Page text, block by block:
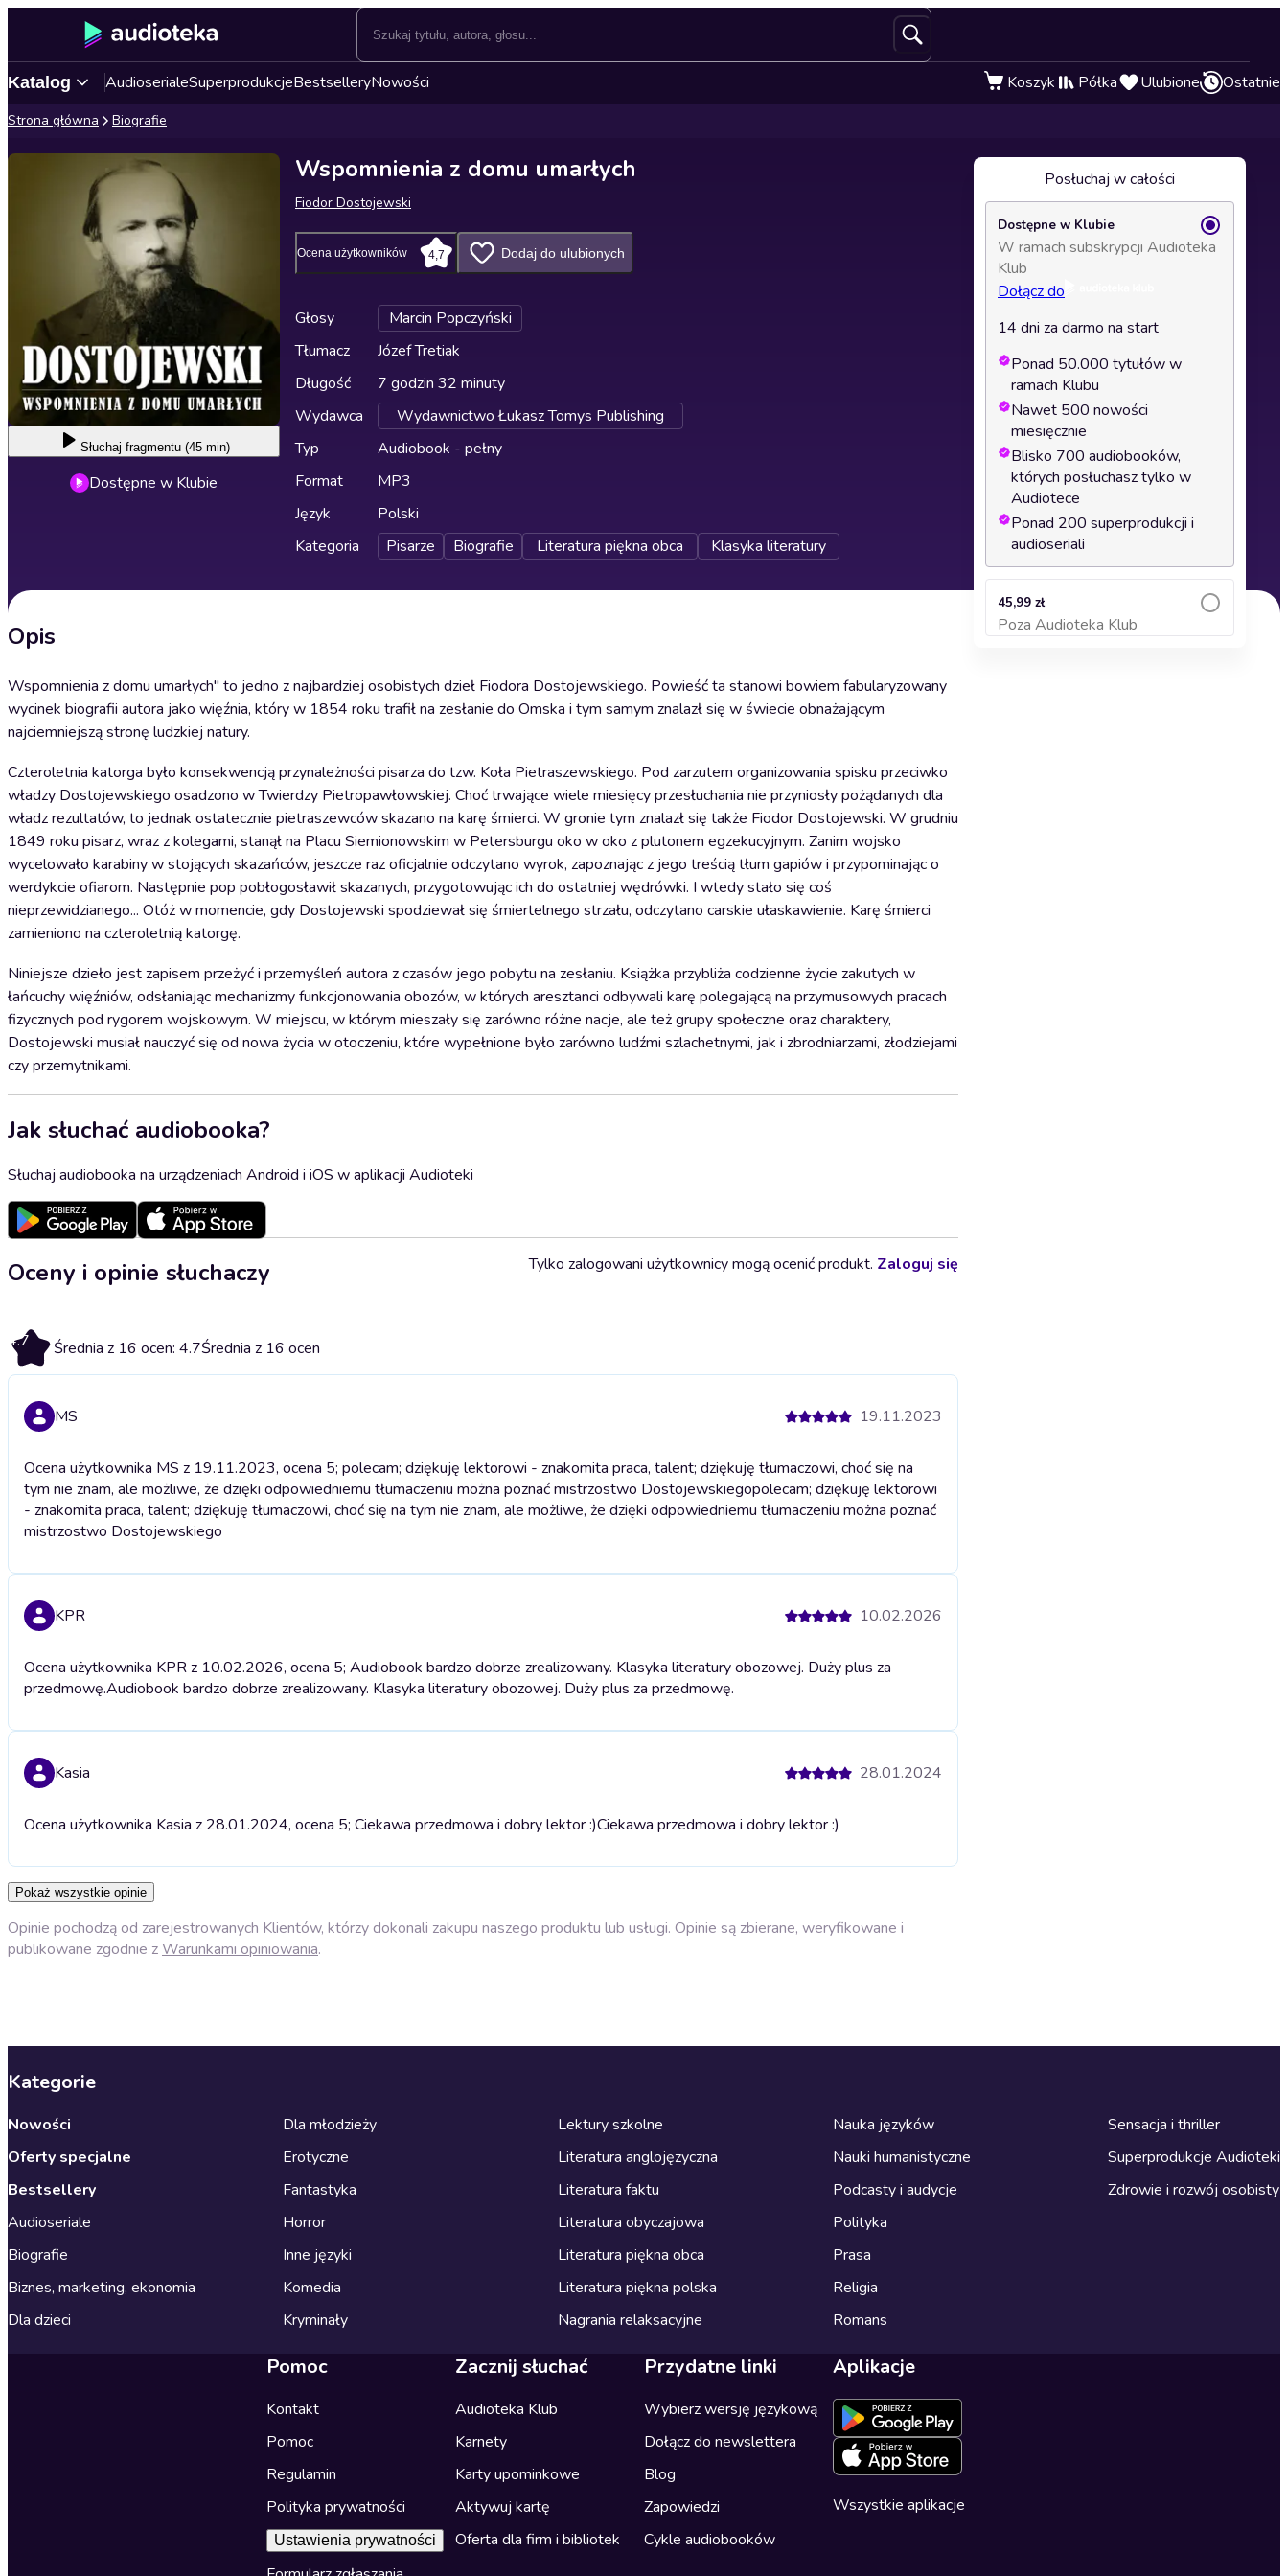
Katalog AudioserialeSuperprodukcjeBestselleryNowości Koszyk Półka Ulubione Ostatnie
Strona główna Biografie
Słuchaj fragmentu (45 min)
Dostępne w Klubie
Wspomnienia z domu umarłych
Fiodor Dostojewski
Ocena użytkowników 4,7 Dodaj do ulubionych
Głosy
Marcin Popczyński
Tłumacz
Józef Tretiak
Długość
7 godzin 32 minuty
Wydawca
Wydawnictwo Łukasz Tomys Publishing
Typ
Audiobook - pełny
Format
MP3
Język
Polski
Kategoria
Pisarze Biografie Literatura piękna obca Klasyka literatury
Opis
Wspomnienia z domu umarłych" to jedno z najbardziej osobistych dzieł Fiodora Dostojewskiego. Powieść ta stanowi bowiem fabularyzowany
wycinek biografii autora jako więźnia, który w 1854 roku trafił na zesłanie do Omska i tym samym znalazł się w świecie obnażającym
najciemniejszą stronę ludzkiej natury.
Czteroletnia katorga było konsekwencją przynależności pisarza do tzw. Koła Pietraszewskiego. Pod zarzutem organizowania spisku przeciwko
władzy Dostojewskiego osadzono w Twierdzy Pietropawłowskiej. Choć trwające wiele miesięcy przesłuchania nie przyniosły pożądanych dla
władz rezultatów, to jednak ostatecznie pietraszewców skazano na karę śmierci. W gronie tym znalazł się także Fiodor Dostojewski. W grudniu
1849 roku pisarz, wraz z kolegami, stanął na Placu Siemionowskim w Petersburgu oko w oko z plutonem egzekucyjnym. Zanim wojsko
wycelowało karabiny w stojących skazańców, jeszcze raz oficjalnie odczytano wyrok, zapoznając z jego treścią tłum gapiów i przypominając o
werdykcie ofiarom. Następnie pop pobłogosławił skazanych, przygotowując ich do ostatniej wędrówki. I wtedy stało się coś
nieprzewidzianego... Otóż w momencie, gdy Dostojewski spodziewał się śmiertelnego strzału, odczytano carskie ułaskawienie. Karę śmierci
zamieniono na czteroletnią katorgę.
Niniejsze dzieło jest zapisem przeżyć i przemyśleń autora z czasów jego pobytu na zesłaniu. Książka przybliża codzienne życie zakutych w
łańcuchy więźniów, odsłaniając mechanizmy funkcjonowania obozów, w których aresztanci odbywali karę polegającą na przymusowych pracach
fizycznych pod rygorem wojskowym. W miejscu, w którym mieszały się zarówno różne nacje, ale też grupy społeczne oraz charaktery,
Dostojewski musiał nauczyć się od nowa życia w otoczeniu, które wypełnione było zarówno ludźmi szlachetnymi, jak i zbrodniarzami, złodziejami
czy przemytnikami.
Jak słuchać audiobooka?
Słuchaj audiobooka na urządzeniach Android i iOS w aplikacji Audioteki
Oceny i opinie słuchaczy
4.7 Średnia z 16 ocen: 4.7Średnia z 16 ocen
Tylko zalogowani użytkownicy mogą ocenić produkt. Zaloguj się
MS 19.11.2023
Ocena użytkownika MS z 19.11.2023, ocena 5; polecam; dziękuję lektorowi - znakomita praca, talent; dziękuję tłumaczowi, choć się na
tym nie znam, ale możliwe, że dzięki odpowiedniemu tłumaczeniu można poznać mistrzostwo Dostojewskiegopolecam; dziękuję lektorowi
- znakomita praca, talent; dziękuję tłumaczowi, choć się na tym nie znam, ale możliwe, że dzięki odpowiedniemu tłumaczeniu można poznać
mistrzostwo Dostojewskiego
KPR 10.02.2026
Ocena użytkownika KPR z 10.02.2026, ocena 5; Audiobook bardzo dobrze zrealizowany. Klasyka literatury obozowej. Duży plus za
przedmowę.Audiobook bardzo dobrze zrealizowany. Klasyka literatury obozowej. Duży plus za przedmowę.
Kasia 28.01.2024
Ocena użytkownika Kasia z 28.01.2024, ocena 5; Ciekawa przedmowa i dobry lektor :)Ciekawa przedmowa i dobry lektor :)
Pokaż wszystkie opinie
Opinie pochodzą od zarejestrowanych Klientów, którzy dokonali zakupu naszego produktu lub usługi. Opinie są zbierane, weryfikowane i
publikowane zgodnie zWarunkami opiniowania.
Posłuchaj w całości
Dostępne w Klubie
W ramach subskrypcji Audioteka
Klub
Dołącz do
14 dni za darmo na start
Ponad 50.000 tytułów w
ramach Klubu
Nawet 500 nowości
miesięcznie
Blisko 700 audiobooków,
których posłuchasz tylko w
Audiotece
Ponad 200 superprodukcji i
audioseriali
45,99 zł
Poza Audioteka Klub
Dodaj do koszyka
Kategorie
Nowości
Oferty specjalne
Bestsellery
Audioseriale
Biografie
Biznes, marketing, ekonomia
Dla dzieci
Dla młodzieży
Erotyczne
Fantastyka
Horror
Inne języki
Komedia
Kryminały
Lektury szkolne
Literatura anglojęzyczna
Literatura faktu
Literatura obyczajowa
Literatura piękna obca
Literatura piękna polska
Nagrania relaksacyjne
Nauka języków
Nauki humanistyczne
Podcasty i audycje
Polityka
Prasa
Religia
Romans
Sensacja i thriller
Superprodukcje Audioteki
Zdrowie i rozwój osobisty
Pomoc
Kontakt
Pomoc
Regulamin
Polityka prywatności
Ustawienia prywatności
Zacznij słuchać
Audioteka Klub
Karnety
Karty upominkowe
Aktywuj kartę
Oferta dla firm i bibliotek
Przydatne linki
Wybierz wersję językową
Dołącz do newslettera
Blog
Zapowiedzi
Cykle audiobooków
Aplikacje
Wszystkie aplikacje